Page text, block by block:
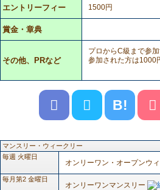
エントリーフィー
1500円
賞金・章典
その他、PRなど
プロからC級まで参
参加された方は1000
B!
マンスリー・ウィークリー
毎週 火曜日
オンリーワン・オープンウ
毎月第2 金曜日
オンリーワンマンスリー